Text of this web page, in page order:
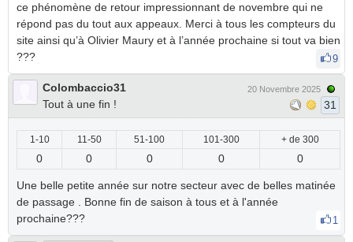
ce phénomène de retour impressionnant de novembre qui ne
répond pas du tout aux appeaux. Merci à tous les compteurs du
site ainsi qu’à Olivier Maury et à l’année prochaine si tout va bien
???
9
Colombaccio31
Tout à une fin !
20 Novembre 2025
31
1-10 11-50 51-100 101-300 + de 300
0 0 0 0 0
Une belle petite année sur notre secteur avec de belles matinée
de passage . Bonne fin de saison à tous et à l'année
prochaine???
1